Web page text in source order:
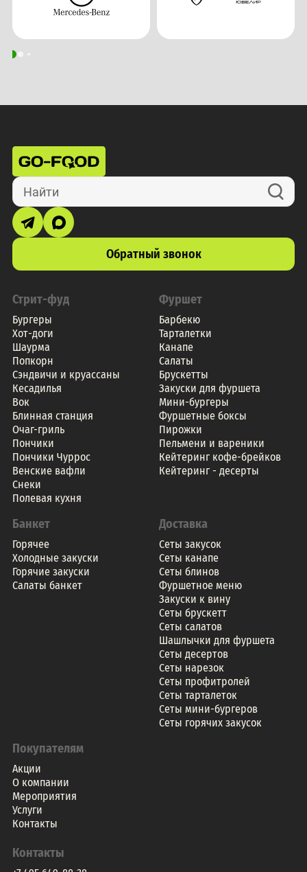
Найти
Обратный звонок
Стрит-фуд
Бургеры
Хот-доги
Шаурма
Попкорн
Сэндвичи и круассаны
Кесадилья
Вок
Блинная станция
Очаг-гриль
Пончики
Пончики Чуррос
Венские вафли
Снеки
Полевая кухня
Фуршет
Барбекю
Тарталетки
Канапе
Салаты
Брускетты
Закуски для фуршета
Мини-бургеры
Фуршетные боксы
Пирожки
Пельмени и вареники
Кейтеринг кофе-брейков
Кейтеринг - десерты
Банкет
Горячее
Холодные закуски
Горячие закуски
Салаты банкет
Доставка
Сеты закусок
Сеты канапе
Сеты блинов
Фуршетное меню
Закуски к вину
Сеты брускетт
Сеты салатов
Шашлычки для фуршета
Сеты десертов
Сеты нарезок
Сеты профитролей
Сеты тарталеток
Сеты мини-бургеров
Сеты горячих закусок
Покупателям
Акции
О компании
Мероприятия
Услуги
Контакты
Контакты